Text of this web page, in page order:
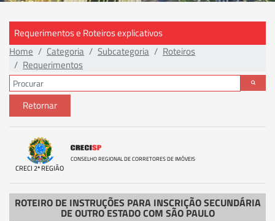
Requerimentos e Roteiros explicativos
Home
Categoria Subcategoria
Roteiros
Requerimentos
Retornar
CRECI 2ª REGIÃO
CONSELHO REGIONAL DE CORRETORES DE IMÓVEIS
ROTEIRO DE INSTRUÇÕES PARA INSCRIÇÃO SECUNDÁRIA
DE OUTRO ESTADO COM SÃO PAULO